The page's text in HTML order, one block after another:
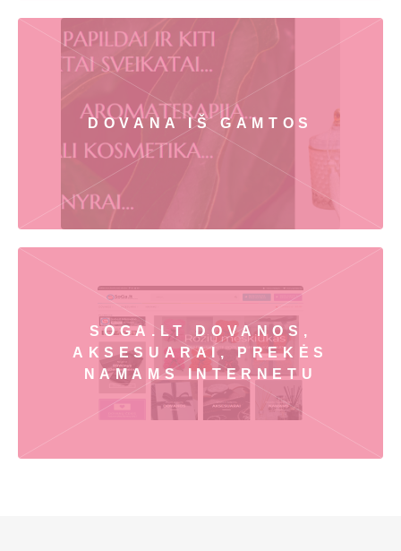
DOVANA IŠ GAMTOS
SOGA.LT DOVANOS,
AKSESUARAI, PREKĖS
NAMAMS INTERNETU